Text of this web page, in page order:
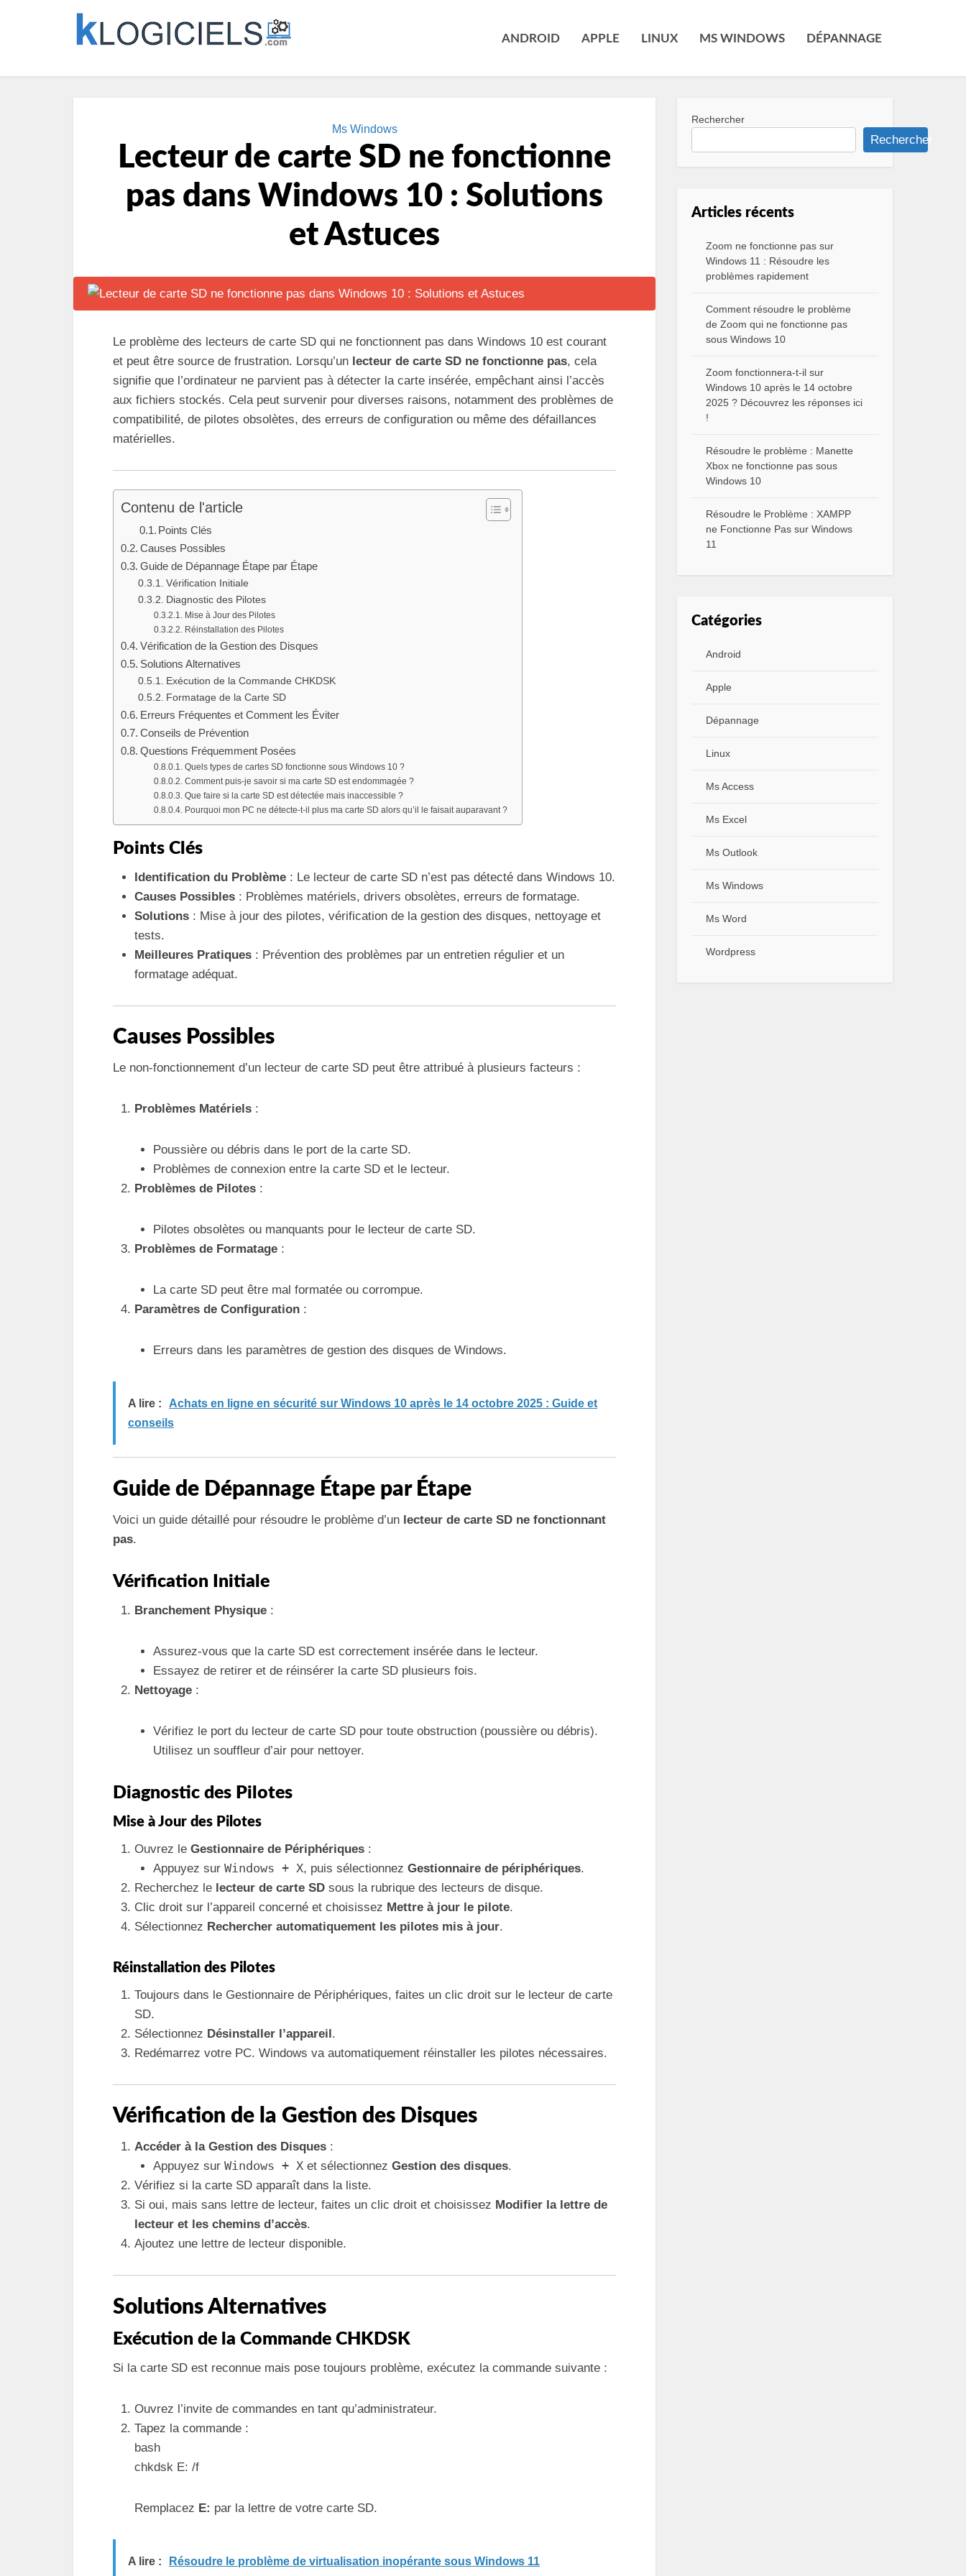
ANDROID APPLE LINUX MS WINDOWS DÉPANNAGE
Ms Windows
Lecteur de carte SD ne fonctionne
pas dans Windows 10 : Solutions
et Astuces
Le problème des lecteurs de carte SD qui ne fonctionnent pas dans Windows 10 est courant
et peut être source de frustration. Lorsqu’un lecteur de carte SD ne fonctionne pas, cela
signifie que l’ordinateur ne parvient pas à détecter la carte insérée, empêchant ainsi l’accès
aux fichiers stockés. Cela peut survenir pour diverses raisons, notamment des problèmes de
compatibilité, de pilotes obsolètes, des erreurs de configuration ou même des défaillances
matérielles.
Contenu de l'article
Points Clés
Causes Possibles
Guide de Dépannage Étape par Étape
Vérification Initiale
Diagnostic des Pilotes
Mise à Jour des Pilotes
Réinstallation des Pilotes
Vérification de la Gestion des Disques
Solutions Alternatives
Exécution de la Commande CHKDSK
Formatage de la Carte SD
Erreurs Fréquentes et Comment les Éviter
Conseils de Prévention
Questions Fréquemment Posées
Quels types de cartes SD fonctionne sous Windows 10 ?
Comment puis-je savoir si ma carte SD est endommagée ?
Que faire si la carte SD est détectée mais inaccessible ?
Pourquoi mon PC ne détecte-t-il plus ma carte SD alors qu’il le faisait auparavant ?
Points Clés
Identification du Problème : Le lecteur de carte SD n’est pas détecté dans Windows 10.
Causes Possibles : Problèmes matériels, drivers obsolètes, erreurs de formatage.
Solutions : Mise à jour des pilotes, vérification de la gestion des disques, nettoyage et
tests.
Meilleures Pratiques : Prévention des problèmes par un entretien régulier et un
formatage adéquat.
Causes Possibles
Le non-fonctionnement d’un lecteur de carte SD peut être attribué à plusieurs facteurs :
Problèmes Matériels :
Poussière ou débris dans le port de la carte SD.
Problèmes de connexion entre la carte SD et le lecteur.
Problèmes de Pilotes :
Pilotes obsolètes ou manquants pour le lecteur de carte SD.
Problèmes de Formatage :
La carte SD peut être mal formatée ou corrompue.
Paramètres de Configuration :
Erreurs dans les paramètres de gestion des disques de Windows.
A lire :
Achats en ligne en sécurité sur Windows 10 après le 14 octobre 2025 : Guide et
conseils
Guide de Dépannage Étape par Étape
Voici un guide détaillé pour résoudre le problème d’un lecteur de carte SD ne fonctionnant
pas.
Vérification Initiale
Branchement Physique :
Assurez-vous que la carte SD est correctement insérée dans le lecteur.
Essayez de retirer et de réinsérer la carte SD plusieurs fois.
Nettoyage :
Vérifiez le port du lecteur de carte SD pour toute obstruction (poussière ou débris).
Utilisez un souffleur d’air pour nettoyer.
Diagnostic des Pilotes
Mise à Jour des Pilotes
Ouvrez le Gestionnaire de Périphériques :
Appuyez sur Windows + X, puis sélectionnez Gestionnaire de périphériques.
Recherchez le lecteur de carte SD sous la rubrique des lecteurs de disque.
Clic droit sur l’appareil concerné et choisissez Mettre à jour le pilote.
Sélectionnez Rechercher automatiquement les pilotes mis à jour.
Réinstallation des Pilotes
Toujours dans le Gestionnaire de Périphériques, faites un clic droit sur le lecteur de carte
SD.
Sélectionnez Désinstaller l’appareil.
Redémarrez votre PC. Windows va automatiquement réinstaller les pilotes nécessaires.
Vérification de la Gestion des Disques
Accéder à la Gestion des Disques :
Appuyez sur Windows + Xet sélectionnez Gestion des disques.
Vérifiez si la carte SD apparaît dans la liste.
Si oui, mais sans lettre de lecteur, faites un clic droit et choisissez Modifier la lettre de
lecteur et les chemins d’accès.
Ajoutez une lettre de lecteur disponible.
Solutions Alternatives
Exécution de la Commande CHKDSK
Si la carte SD est reconnue mais pose toujours problème, exécutez la commande suivante :
Ouvrez l’invite de commandes en tant qu’administrateur.
Tapez la commande :
bash
chkdsk E: /f
Remplacez E: par la lettre de votre carte SD.
A lire : Résoudre le problème de virtualisation inopérante sous Windows 11
Rechercher
Rechercher
Articles récents
Zoom ne fonctionne pas sur
Windows 11 : Résoudre les
problèmes rapidement
Comment résoudre le problème
de Zoom qui ne fonctionne pas
sous Windows 10
Zoom fonctionnera-t-il sur
Windows 10 après le 14 octobre
2025 ? Découvrez les réponses ici
!
Résoudre le problème : Manette
Xbox ne fonctionne pas sous
Windows 10
Résoudre le Problème : XAMPP
ne Fonctionne Pas sur Windows
11
Catégories
Android
Apple
Dépannage
Linux
Ms Access
Ms Excel
Ms Outlook
Ms Windows
Ms Word
Wordpress